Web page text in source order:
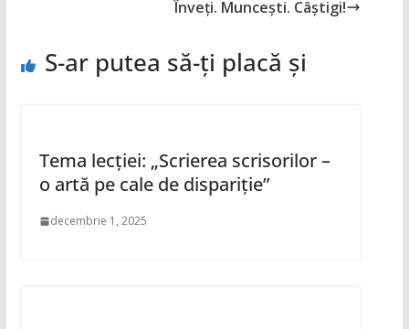
Înveți. Muncești. Câștigi!
S-ar putea să-ți placă și
Tema lecției: „Scrierea scrisorilor –
o artă pe cale de dispariție”
decembrie 1, 2025